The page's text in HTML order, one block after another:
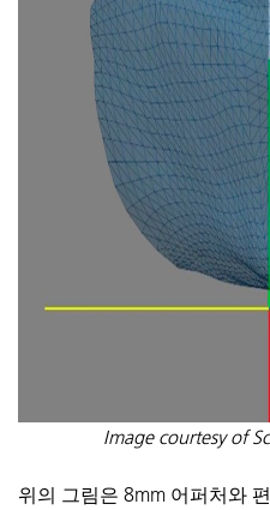
Image courtesy of
위의 그림은 8mm 어퍼처와